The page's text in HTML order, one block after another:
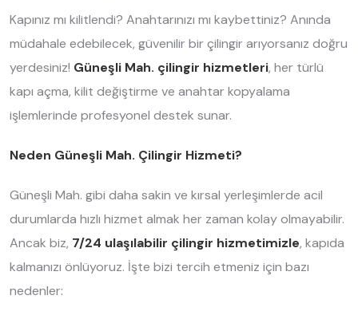
Kapınız mı kilitlendi? Anahtarınızı mı kaybettiniz? Anında
müdahale edebilecek, güvenilir bir çilingir arıyorsanız doğru
yerdesiniz! Güneşli Mah. çilingir hizmetleri, her türlü
kapı açma, kilit değiştirme ve anahtar kopyalama
işlemlerinde profesyonel destek sunar.
Neden Güneşli Mah. Çilingir Hizmeti?
Güneşli Mah. gibi daha sakin ve kırsal yerleşimlerde acil
durumlarda hızlı hizmet almak her zaman kolay olmayabilir.
Ancak biz, 7/24 ulaşılabilir çilingir hizmetimizle, kapıda
kalmanızı önlüyoruz. İşte bizi tercih etmeniz için bazı
nedenler: